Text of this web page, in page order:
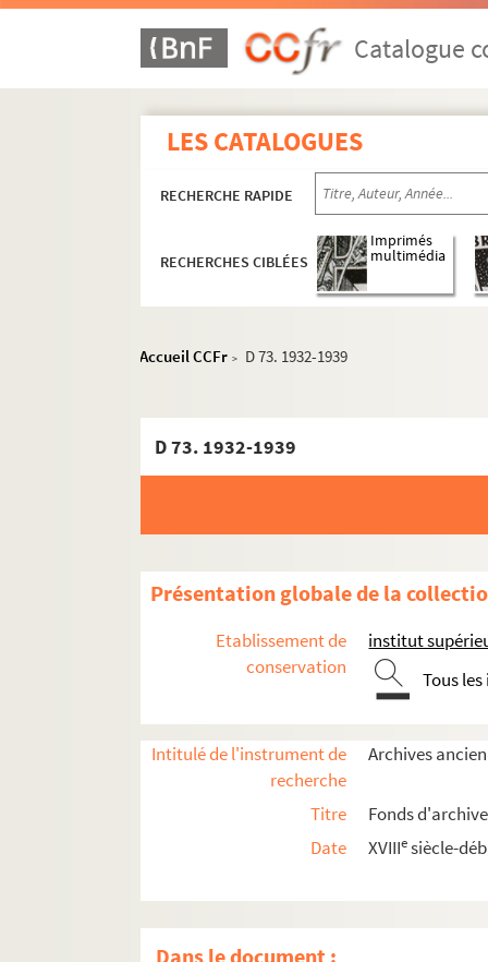
Catalogue
LES CATALOGUES
RECHERCHE RAPIDE
RECHERCHES CIBLÉES
Imprimés
multimédia
Accueil CCFr > D 73. 1932-1939
D 73. 1932-1939
Présentation globale de la
Etablissement de
conservation
institut
Tous
Intitulé de l'instrument de
recherche
Archives
Titre
Fonds
Date
XVIIIesiècle-
Dans le document :
Bourses
D 58. Casa Velázquez
D 59. Concours Bélard
Concours de fin d'année scolaire
1928-1929
D 65. 1931-1932